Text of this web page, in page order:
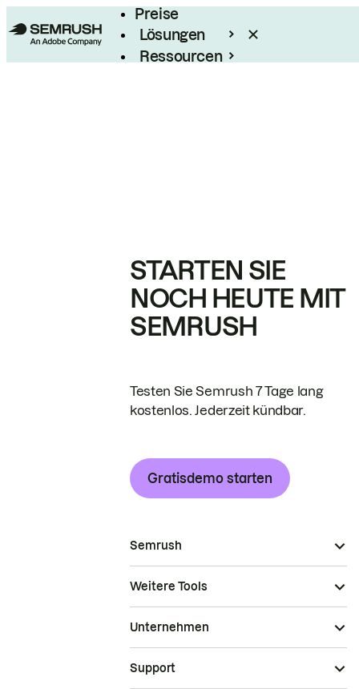
Preise
Lösungen
Ressourcen
STARTEN SIE
NOCH HEUTE MIT
SEMRUSH
Testen Sie Semrush 7 Tage lang
kostenlos. Jederzeit kündbar.
Gratisdemo starten
Semrush
Weitere Tools
Unternehmen
Support